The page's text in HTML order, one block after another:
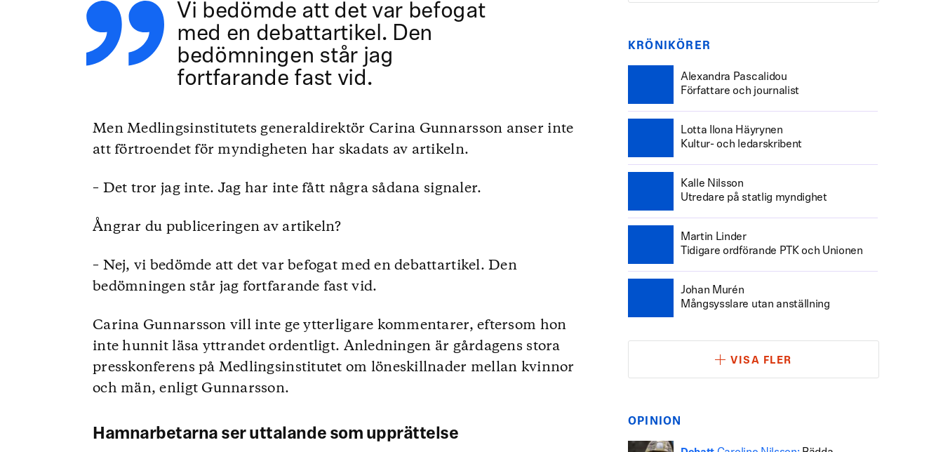
Vi bedömde att det var befogat
med en debattartikel. Den
bedömningen står jag
fortfarande fast vid.
Men Medlingsinstitutets generaldirektör Carina Gunnarsson anser inte
att förtroendet för myndigheten har skadats av artikeln.
– Det tror jag inte. Jag har inte fått några sådana signaler.
Ångrar du publiceringen av artikeln?
– Nej, vi bedömde att det var befogat med en debattartikel. Den
bedömningen står jag fortfarande fast vid.
Carina Gunnarsson vill inte ge ytterligare kommentarer, eftersom hon
inte hunnit läsa yttrandet ordentligt. Anledningen är gårdagens stora
presskonferens på Medlingsinstitutet om löneskillnader mellan kvinnor
och män, enligt Gunnarsson.
Hamnarbetarna ser uttalande som upprättelse
KRÖNIKÖRER
Alexandra Pascalidou
Författare och journalist
Lotta Ilona Häyrynen
Kultur- och ledarskribent
Kalle Nilsson
Utredare på statlig myndighet
Martin Linder
Tidigare ordförande PTK och Unionen
Johan Murén
Mångsysslare utan anställning
VISA FLER
OPINION